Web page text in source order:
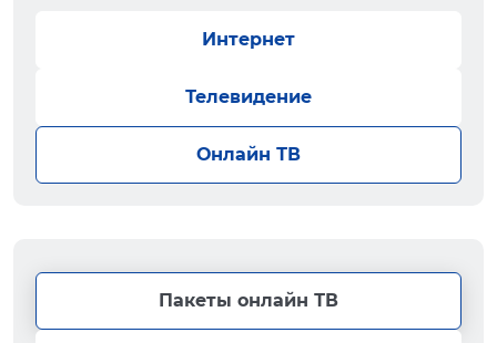
Интернет
Телевидение
Онлайн ТВ
Пакеты онлайн ТВ